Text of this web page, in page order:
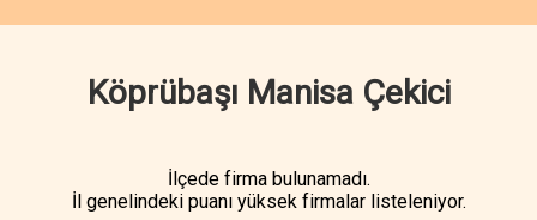
Köprübaşı Manisa Çekici
İlçede firma bulunamadı.
İl genelindeki puanı yüksek firmalar listeleniyor.